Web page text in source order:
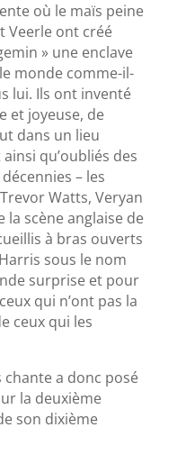
où le maïs peine
Veerle ont créé
» une enclave
monde comme-il-
lui. Ils ont inventé
et joyeuse, de
dans un lieu
qu’oubliés des
– les
Watts, Veryan
scène anglaise de
à bras ouverts
sous le nom
surprise et pour
qui n’ont pas la
ceux qui les
chante a donc posé
la deuxième
son dixième